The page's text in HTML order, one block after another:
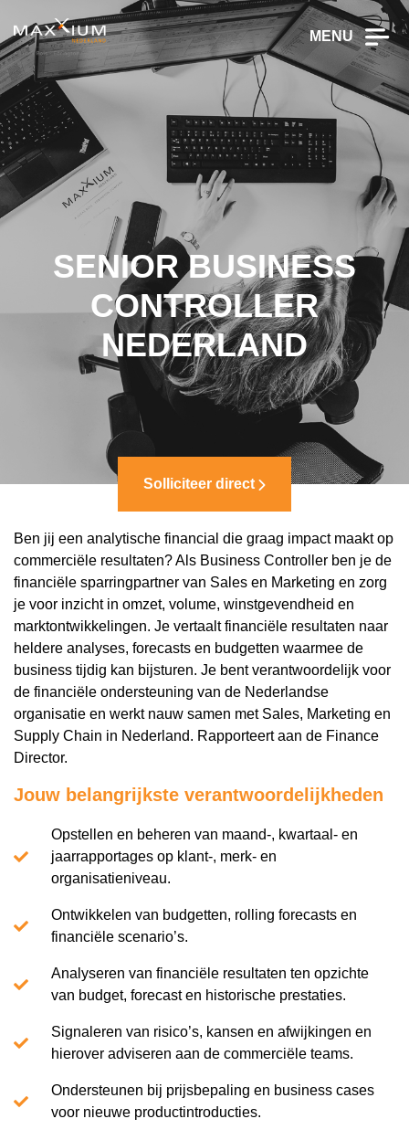
MENU
SENIOR BUSINESS
CONTROLLER
NEDERLAND
Solliciteer direct
Ben jij een analytische financial die graag impact maakt op
commerciële resultaten? Als Business Controller ben je de
financiële sparringpartner van Sales en Marketing en zorg
je voor inzicht in omzet, volume, winstgevendheid en
marktontwikkelingen. Je vertaalt financiële resultaten naar
heldere analyses, forecasts en budgetten waarmee de
business tijdig kan bijsturen. Je bent verantwoordelijk voor
de financiële ondersteuning van de Nederlandse
organisatie en werkt nauw samen met Sales, Marketing en
Supply Chain in Nederland. Rapporteert aan de Finance
Director.
Jouw belangrijkste verantwoordelijkheden
Opstellen en beheren van maand-, kwartaal- en
jaarrapportages op klant-, merk- en
organisatieniveau.
Ontwikkelen van budgetten, rolling forecasts en
financiële scenario’s.
Analyseren van financiële resultaten ten opzichte
van budget, forecast en historische prestaties.
Signaleren van risico’s, kansen en afwijkingen en
hierover adviseren aan de commerciële teams.
Ondersteunen bij prijsbepaling en business cases
voor nieuwe productintroducties.